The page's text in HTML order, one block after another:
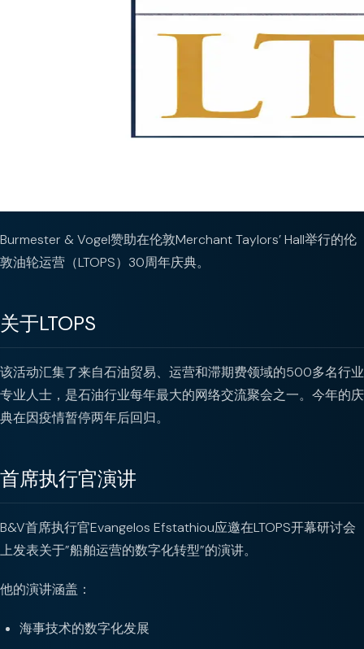
Burmester & Vogel赞助在伦敦Merchant Taylors’ Hall举行的伦
敦油轮运营（LTOPS）30周年庆典。
关于LTOPS
该活动汇集了来自石油贸易、运营和滞期费领域的500多名行业
专业人士，是石油行业每年最大的网络交流聚会之一。今年的庆
典在因疫情暂停两年后回归。
首席执行官演讲
B&V首席执行官Evangelos Efstathiou应邀在LTOPS开幕研讨会
上发表关于”船舶运营的数字化转型”的演讲。
他的演讲涵盖：
海事技术的数字化发展